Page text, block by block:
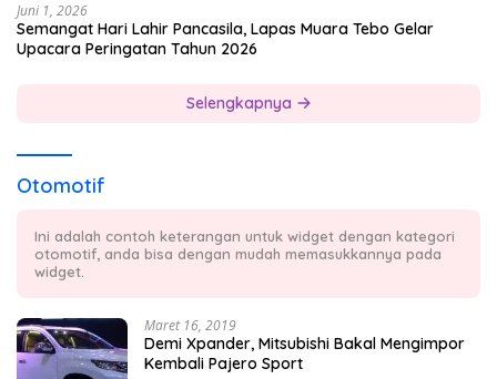
Juni 1, 2026
Semangat Hari Lahir Pancasila, Lapas Muara Tebo Gelar
Upacara Peringatan Tahun 2026
Selengkapnya
Otomotif
Ini adalah contoh keterangan untuk widget dengan kategori
otomotif, anda bisa dengan mudah memasukkannya pada
widget.
Maret 16, 2019
Demi Xpander, Mitsubishi Bakal Mengimpor
Kembali Pajero Sport